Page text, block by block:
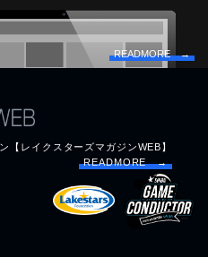
READMORE →
【レイクスターズマガジンWEB】
READMORE →